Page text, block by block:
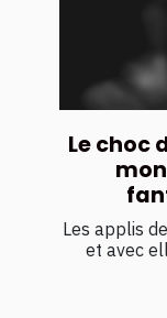
Le choc
Les applis
et avec